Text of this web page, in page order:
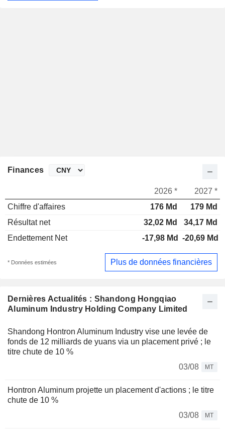
Dernières Actualités : Shandong Hongqiao
Aluminum Industry Holding Company Limited
Shandong Hontron Aluminum Industry vise une levée de
fonds de 12 milliards de yuans via un placement privé ; le
titre chute de 10 %
03/08
MT
Hontron Aluminum projette un placement d'actions ; le titre
chute de 10 %
03/08
MT
Finances
2026 *
2027 *
Chiffre d'affaires
176 Md
179 Md
Résultat net
32,02 Md
34,17 Md
Endettement Net
-17,98 Md -20,69 Md
* Données estimées Plus de données financières